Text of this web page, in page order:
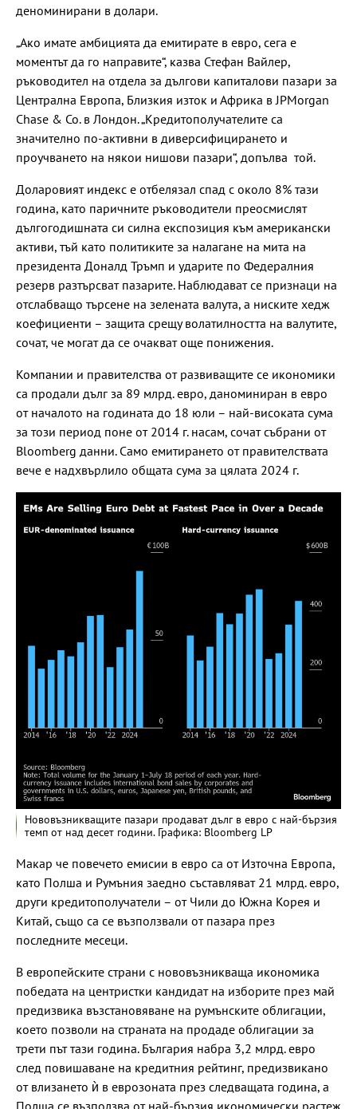
деноминирани в долари.
„Ако имате амбицията да емитирате в евро, сега е
моментът да го направите“, казва Стефан Вайлер,
ръководител на отдела за дългови капиталови пазари за
Централна Европа, Близкия изток и Африка в JPMorgan
Chase & Co. в Лондон. „Кредитополучателите са
значително по-активни в диверсифицирането и
проучването на някои нишови пазари“, допълва той.
Доларовият индекс е отбелязал спад с около 8% тази
година, като паричните ръководители преосмислят
дългогодишната си силна експозиция към американски
активи, тъй като политиките за налагане на мита на
президента Доналд Тръмп и ударите по Федералния
резерв разтърсват пазарите. Наблюдават се признаци на
отслабващо търсене на зелената валута, а ниските хедж
коефициенти – защита срещу волатилността на валутите,
сочат, че могат да се очакват още понижения.
Компании и правителства от развиващите се икономики
са продали дълг за 89 млрд. евро, даноминиран в евро
от началото на годината до 18 юли – най-високата сума
за този период поне от 2014 г. насам, сочат събрани от
Bloomberg данни. Само емитирането от правителствата
вече е надхвърлило общата сума за цялата 2024 г.
Нововъзникващите пазари продават дълг в евро с най-бързия
темп от над десет години. Графика: Bloomberg LP
Макар че повечето емисии в евро са от Източна Европа,
като Полша и Румъния заедно съставляват 21 млрд. евро,
други кредитополучатели – от Чили до Южна Корея и
Китай, също са се възползвали от пазара през
последните месеци.
В европейските страни с нововъзникваща икономика
победата на центристки кандидат на изборите през май
предизвика възстановяване на румънските облигации,
което позволи на страната на продаде облигации за
трети път тази година. България набра 3,2 млрд. евро
след повишаване на кредитния рейтинг, предизвикано
от влизането ѝ в еврозоната през следващата година, а